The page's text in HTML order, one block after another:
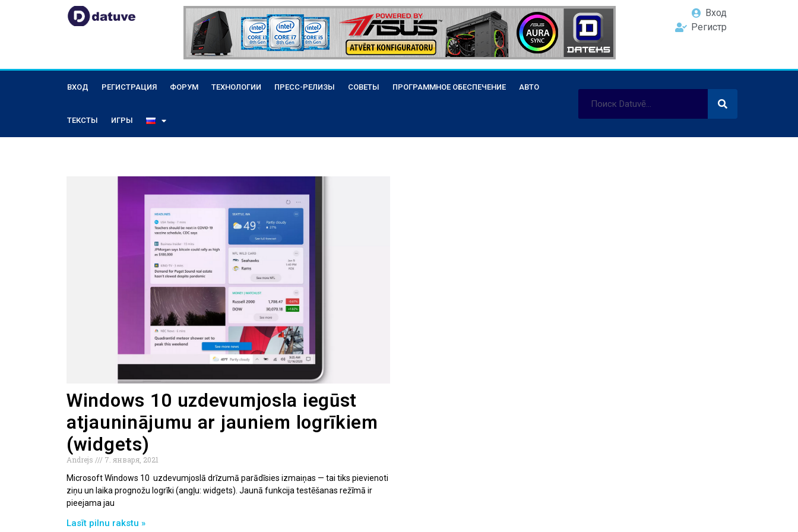
Вход
Регистр
ВХОД РЕГИСТРАЦИЯ ФОРУМ ТЕХНОЛОГИИ ПРЕСС-РЕЛИЗЫ СОВЕТЫ ПРОГРАММНОЕ ОБЕСПЕЧЕНИЕ АВТО
ТЕКСТЫ ИГРЫ
Windows 10 uzdevumjosla iegūst
atjauninājumu ar jauniem logrīkiem
(widgets)
Andrejs
7. января, 2021
Microsoft Windows 10 uzdevumjoslā drīzumā parādīsies izmaiņas — tai tiks pievienoti
ziņu un laika prognožu logrīki (angļu: widgets). Jaunā funkcija testēšanas režīmā ir
pieejama jau
Lasīt pilnu rakstu »